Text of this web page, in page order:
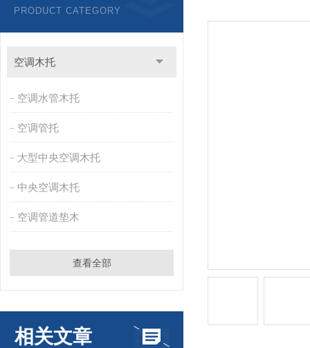
PRODUCT CATEGORY
空调木托
空调水管木托
空调管托
大型中央空调木托
中央空调木托
空调管道垫木
查看全部
相关文章